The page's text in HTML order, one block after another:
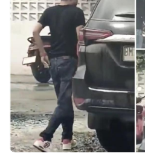
Unilak
Raih Juara
Harapan I
Nasional
Kategori
Disabilitas
08
Aug,
2026
views
HUKRIM
Mantan
Suami
Diduga
Bacok
Perempuan
hingga
Tewas di
07
Aug,
2026
46
views
INDRAGIRI
HILIR